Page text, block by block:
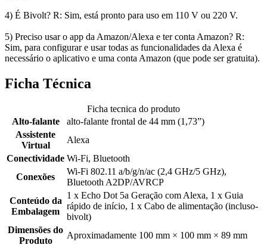
4) É Bivolt? R: Sim, está pronto para uso em 110 V ou 220 V.
5) Preciso usar o app da Amazon/Alexa e ter conta Amazon? R:
Sim, para configurar e usar todas as funcionalidades da Alexa é
necessário o aplicativo e uma conta Amazon (que pode ser gratuita).
Ficha Técnica
Ficha tecnica do produto
Alto-falante
alto-falante frontal de 44 mm (1,73”)
Assistente
Virtual
Alexa
Conectividade Wi-Fi, Bluetooth
Conexões
Wi-Fi 802.11 a/b/g/n/ac (2,4 GHz/5 GHz),
Bluetooth A2DP/AVRCP
Conteúdo da
Embalagem
1 x Echo Dot 5a Geração com Alexa, 1 x Guia
rápido de início, 1 x Cabo de alimentação (incluso-
bivolt)
Dimensões do
Produto
Aproximadamente 100 mm × 100 mm × 89 mm